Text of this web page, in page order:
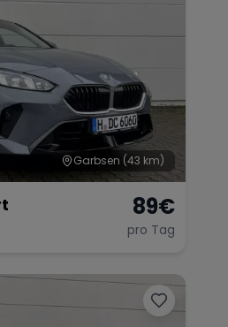
Garbsen (43 km)
89€
pro Tag